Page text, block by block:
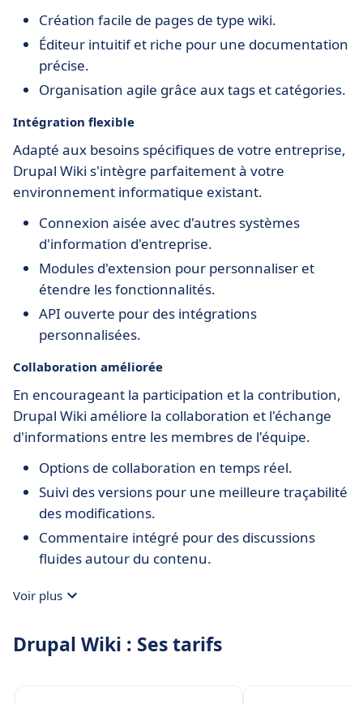
Création facile de pages de type wiki.
Éditeur intuitif et riche pour une documentation
précise.
Organisation agile grâce aux tags et catégories.
Intégration flexible
Adapté aux besoins spécifiques de votre entreprise,
Drupal Wiki s'intègre parfaitement à votre
environnement informatique existant.
Connexion aisée avec d'autres systèmes
d'information d'entreprise.
Modules d'extension pour personnaliser et
étendre les fonctionnalités.
API ouverte pour des intégrations
personnalisées.
Collaboration améliorée
En encourageant la participation et la contribution,
Drupal Wiki améliore la collaboration et l'échange
d'informations entre les membres de l'équipe.
Options de collaboration en temps réel.
Suivi des versions pour une meilleure traçabilité
des modifications.
Commentaire intégré pour des discussions
fluides autour du contenu.
Voir plus
Drupal Wiki : Ses tarifs